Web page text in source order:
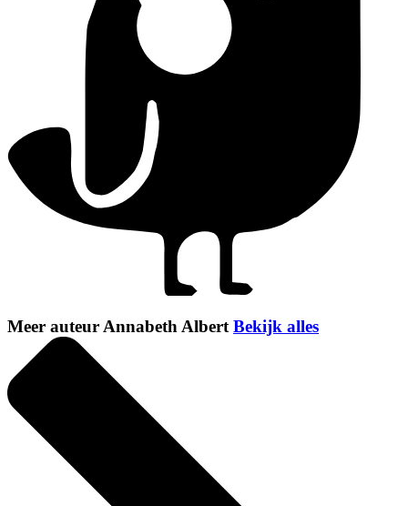
Meer auteur Annabeth Albert Bekijk alles